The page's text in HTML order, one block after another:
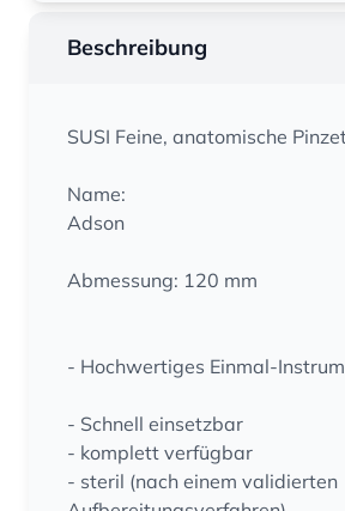
Beschreibung
SUSI Feine, anatomische
Name:
Adson
Abmessung: 120 mm
- Hochwertiges Einmal-
- Schnell einsetzbar
- komplett verfügbar
- steril (nach einem validierten